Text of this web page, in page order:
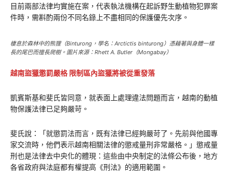
目前兩部法律均實施在案，代表執法機構在起訴野生動植物犯罪案
件時，需斟酌兩份不同名錄上不盡相同的保護優先次序。
棲息於森林中的熊狸（Binturong，學名： Arctictis binturong）憑藉著與身體一樣
長的尾巴而擅長爬樹。圖片來源：Rhett A. Butler（Mongabay）
越南盜獵懲罰嚴格 限制區內盜獵將被從重發落
凱賓斯基和斐氏皆同意，就表面上處理違法問題而言，越南的動植
物保護法律已足夠嚴苛。
斐氏說：「就懲罰法而言，既有法律已經夠嚴苛了。先前與他國專
家交流時，他們表示越南相關法律的懲戒量刑非常嚴格。」懲戒量
刑也是法律去中央化的體現：這些由中央制定的法條公布後，地方
各省政府與法庭都有權提高《刑法》的適用範圍。